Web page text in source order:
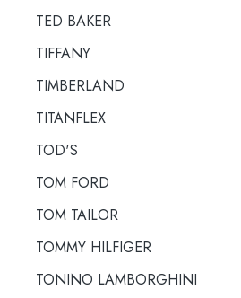
TED BAKER
TIFFANY
TIMBERLAND
TITANFLEX
TOD'S
TOM FORD
TOM TAILOR
TOMMY HILFIGER
TONINO LAMBORGHINI